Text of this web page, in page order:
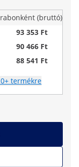
(bruttó)
93 353 Ft
90 466 Ft
88 541 Ft
termékre